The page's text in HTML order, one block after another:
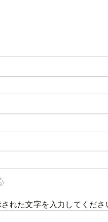
れた文字を入力してくださ